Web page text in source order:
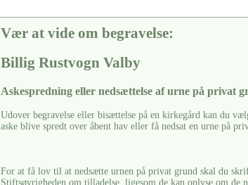
Vær at vide om begravelse:
Billig Rustvogn Valby
Askespredning eller nedsættelse af urne på privat
Udover begravelse eller bisættelse på en kirkegård kan du
aske blive spredt over åbent hav eller få nedsat en urne på
For at få lov til at nedsætte urnen på privat grund skal du
Stiftsøvrigheden om tilladelse, ligesom de kan oplyse om de